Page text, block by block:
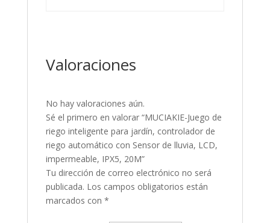
Valoraciones
No hay valoraciones aún.
Sé el primero en valorar “MUCIAKIE-Juego de
riego inteligente para jardín, controlador de
riego automático con Sensor de lluvia, LCD,
impermeable, IPX5, 20M”
Tu dirección de correo electrónico no será
publicada. Los campos obligatorios están
marcados con *